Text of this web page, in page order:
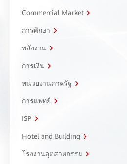
Commercial Market
การศึกษา
พลังงาน
การเงิน
หน่วยงานภาครัฐ
การแพทย์
ISP
Hotel and Building
โรงงานอุตสาหกรรม